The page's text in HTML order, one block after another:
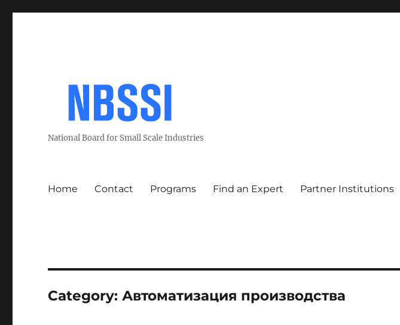
National Board for Small Scale Industries
Home Contact Programs Find an Expert Partner Institutions
Category:Автоматизация производства